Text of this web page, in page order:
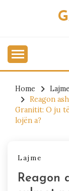
Home
Lajme
Reagon
Granitit: O ju
lojën a?
Lajme
Reagon